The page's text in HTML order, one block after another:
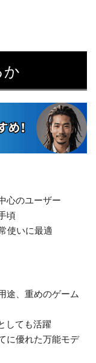
か
心のユーザー
頃
使いに最適
途、重めのゲーム
しても活躍
に優れた万能モデ